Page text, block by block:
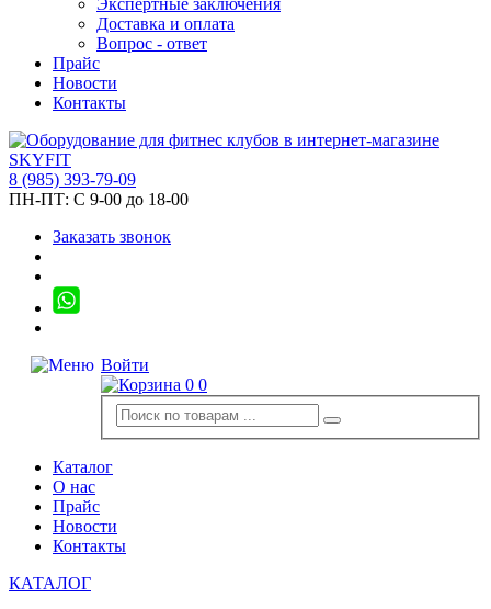
Экспертные заключения
Доставка и оплата
Вопрос - ответ
Прайс
Новости
Контакты
8 (985) 393-79-09
ПН-ПТ: С 9-00 до 18-00
Заказать звонок
Войти
0 0
Каталог
О нас
Прайс
Новости
Контакты
КАТАЛОГ